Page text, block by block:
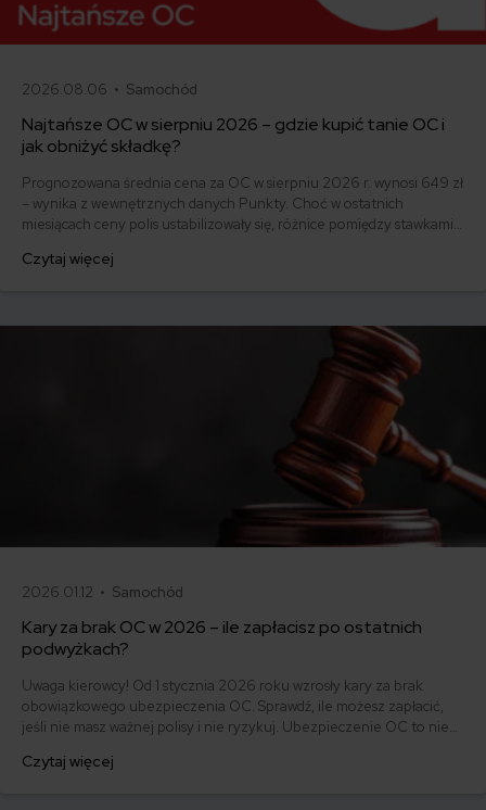
2026.08.06 • Samochód
Najtańsze OC w sierpniu 2026 – gdzie kupić tanie OC i
jak obniżyć składkę?
Prognozowana średnia cena za OC w sierpniu 2026 r. wynosi 649 zł
– wynika z wewnętrznych danych Punkty. Choć w ostatnich
miesiącach ceny polis ustabilizowały się, różnice pomiędzy stawkami
500 zł, inni – powyżej 1500 zł. Gdzie znaleźć najtańsze OC w Polsce
Czytaj więcej
2026.01.12 • Samochód
Kary za brak OC w 2026 – ile zapłacisz po ostatnich
podwyżkach?
Uwaga kierowcy! Od 1 stycznia 2026 roku wzrosły kary za brak
obowiązkowego ubezpieczenia OC. Sprawdź, ile możesz zapłacić,
jeśli nie masz ważnej polisy i nie ryzykuj. Ubezpieczenie OC to nie
ruchu drogowego.
Czytaj więcej